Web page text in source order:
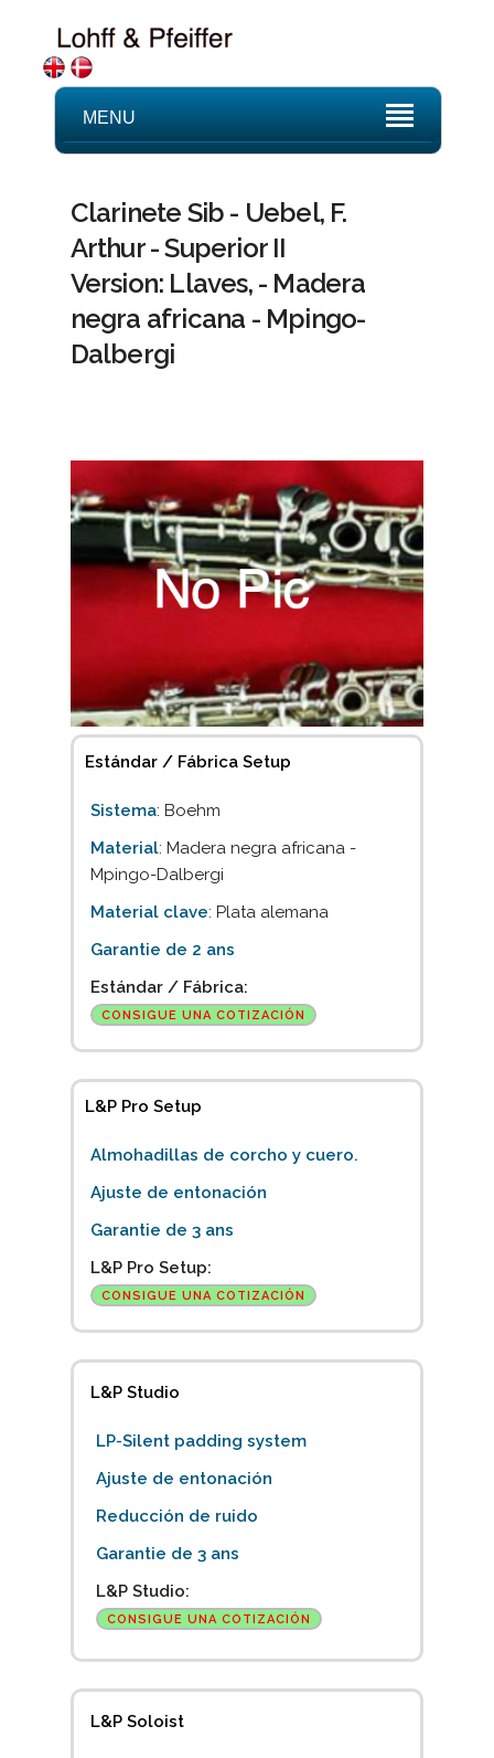
MENU
Clarinete Sib - Uebel, F.
Arthur - Superior II
Version: Llaves, - Madera
negra africana - Mpingo-
Dalbergi
Estándar / Fábrica Setup
Sistema: Boehm
Material: Madera negra africana -
Mpingo-Dalbergi
Material clave: Plata alemana
Garantie de 2 ans
Estándar / Fábrica:
CONSIGUE UNA COTIZACIÓN
L&P Pro Setup
Almohadillas de corcho y cuero.
Ajuste de entonación
Garantie de 3 ans
L&P Pro Setup:
CONSIGUE UNA COTIZACIÓN
L&P Studio
LP-Silent padding system
Ajuste de entonación
Reducción de ruido
Garantie de 3 ans
L&P Studio:
CONSIGUE UNA COTIZACIÓN
L&P Soloist